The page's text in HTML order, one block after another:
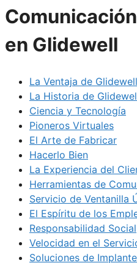
en Glidewell
La Ventaja de Glidewell
La Historia de
Ciencia y Tecnología
Pioneros Virtuales
El Arte de Fabricar
Hacerlo Bien
La Experiencia del
Herramientas de
Servicio de Ventanilla
El Espíritu de los
Responsabilidad Social
Velocidad en el
Soluciones de